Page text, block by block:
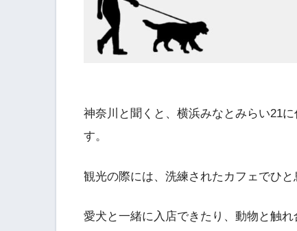
神奈川と聞くと、横浜みなとみらい21
す。
観光の際には、洗練されたカフェでひと
愛犬と一緒に入店できたり、動物と触